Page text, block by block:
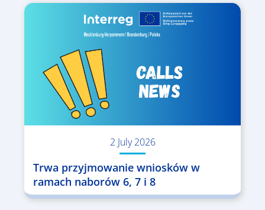
2 July 2026
Trwa przyjmowanie wniosków w
ramach naborów 6, 7 i 8